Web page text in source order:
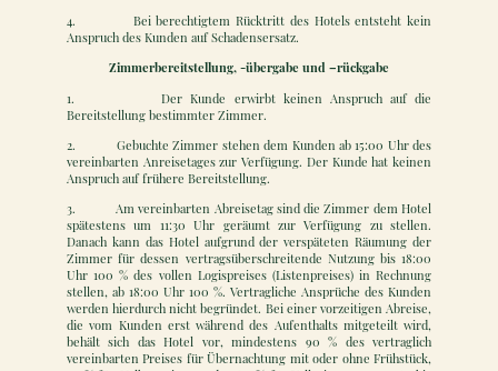
4. Bei berechtigtem Rücktritt des Hotels entsteht kein
Anspruch des Kunden auf Schadensersatz.
Zimmerbereitstellung, -übergabe und –rückgabe
1. Der Kunde erwirbt keinen Anspruch auf die
Bereitstellung bestimmter Zimmer.
2. Gebuchte Zimmer stehen dem Kunden ab 15:00 Uhr des
vereinbarten Anreisetages zur Verfügung. Der Kunde hat keinen
Anspruch auf frühere Bereitstellung.
3. Am vereinbarten Abreisetag sind die Zimmer dem Hotel
spätestens um 11:30 Uhr geräumt zur Verfügung zu stellen.
Danach kann das Hotel aufgrund der verspäteten Räumung der
Zimmer für dessen vertragsüberschreitende Nutzung bis 18:00
Uhr 100 % des vollen Logispreises (Listenpreises) in Rechnung
stellen, ab 18:00 Uhr 100 %. Vertragliche Ansprüche des Kunden
werden hierdurch nicht begründet. Bei einer vorzeitigen Abreise,
die vom Kunden erst während des Aufenthalts mitgeteilt wird,
behält sich das Hotel vor, mindestens 90 % des vertraglich
vereinbarten Preises für Übernachtung mit oder ohne Frühstück,